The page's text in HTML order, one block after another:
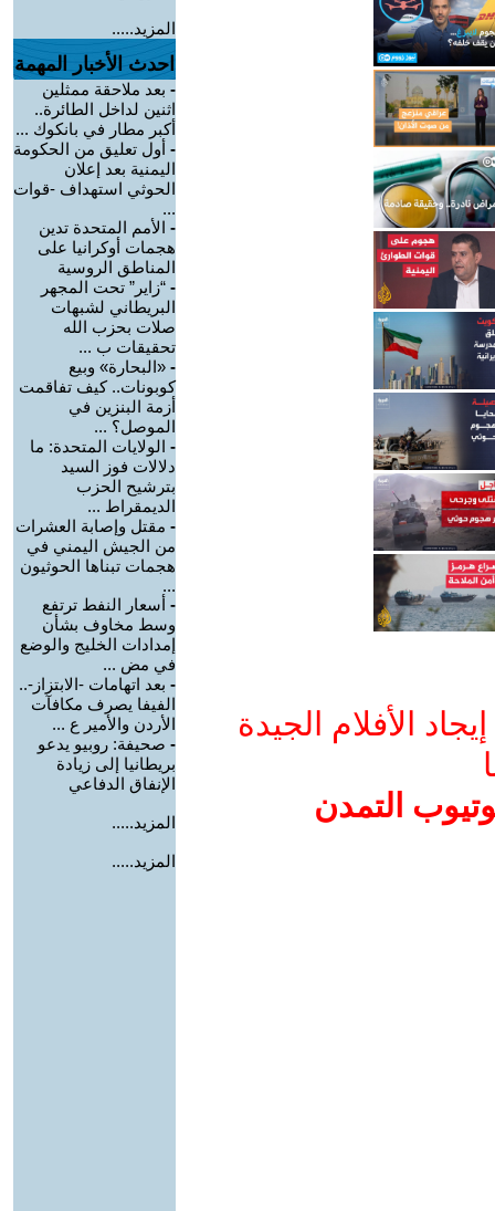
الأفلام الجيدة
التمدن
المزيد.....
احدث الأخبار المهمة
- بعد ملاحقة ممثلين
اثنين لداخل الطائرة..
أكبر مطار في بانكوك ...
- أول تعليق من الحكومة
اليمنية بعد إعلان
الحوثي استهداف -قوات
...
- الأمم المتحدة تدين
هجمات أوكرانيا على
المناطق الروسية
- “زاير” تحت المجهر
البريطاني لشبهات
صلات بحزب الله
تحقيقات ب ...
- «البحارة» وبيع
كوبونات.. كيف تفاقمت
أزمة البنزين في
الموصل؟ ...
- الولايات المتحدة: ما
دلالات فوز السيد
بترشيح الحزب
الديمقراط ...
- مقتل وإصابة العشرات
من الجيش اليمني في
هجمات تبناها الحوثيون
...
- أسعار النفط ترتفع
وسط مخاوف بشأن
إمدادات الخليج والوضع
في مض ...
- بعد اتهامات -الابتزاز-..
الفيفا يصرف مكافآت
الأردن والأمير ع ...
- صحيفة: روبيو يدعو
بريطانيا إلى زيادة
الإنفاق الدفاعي
المزيد.....
المزيد.....